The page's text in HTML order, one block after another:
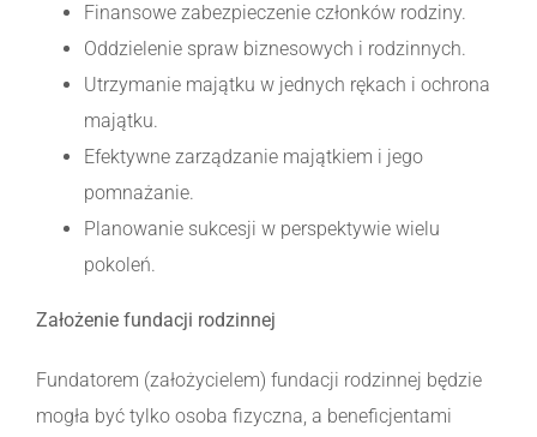
Finansowe zabezpieczenie członków rodziny.
Oddzielenie spraw biznesowych i rodzinnych.
Utrzymanie majątku w jednych rękach i ochrona
majątku.
Efektywne zarządzanie majątkiem i jego
pomnażanie.
Planowanie sukcesji w perspektywie wielu
pokoleń.
Założenie fundacji rodzinnej
Fundatorem (założycielem) fundacji rodzinnej będzie
mogła być tylko osoba fizyczna, a beneficjentami